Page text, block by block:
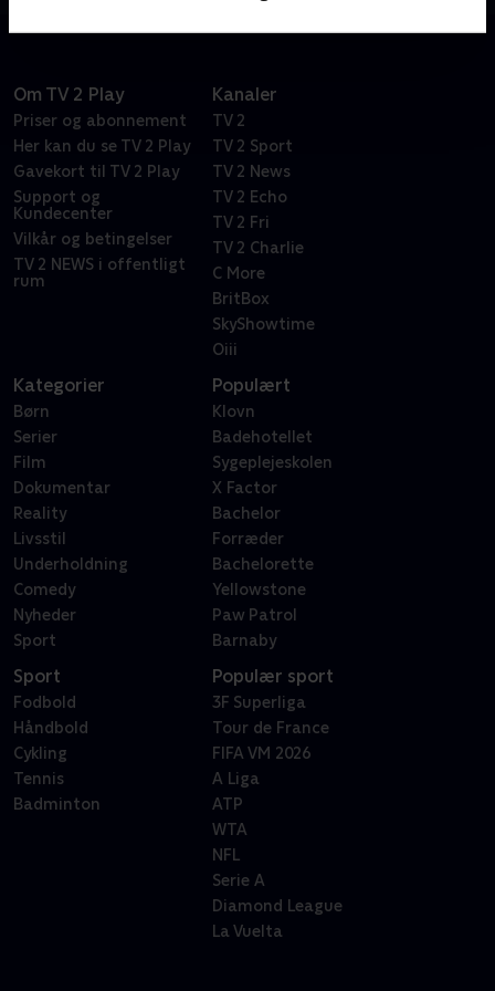
Om TV 2 Play
Priser og abonnement
Her kan du se TV 2 Play
Gavekort til TV 2 Play
Support og
Kundecenter
Vilkår og betingelser
TV 2 NEWS i offentligt
rum
Kanaler
TV 2
TV 2 Sport
TV 2 News
TV 2 Echo
TV 2 Fri
TV 2 Charlie
C More
BritBox
SkyShowtime
Oiii
Kategorier
Børn
Serier
Film
Dokumentar
Reality
Livsstil
Underholdning
Comedy
Nyheder
Sport
Populært
Klovn
Badehotellet
Sygeplejeskolen
X Factor
Bachelor
Forræder
Bachelorette
Yellowstone
Paw Patrol
Barnaby
Sport
Fodbold
Håndbold
Cykling
Tennis
Badminton
Populær sport
3F Superliga
Tour de France
FIFA VM 2026
A Liga
ATP
WTA
NFL
Serie A
Diamond League
La Vuelta